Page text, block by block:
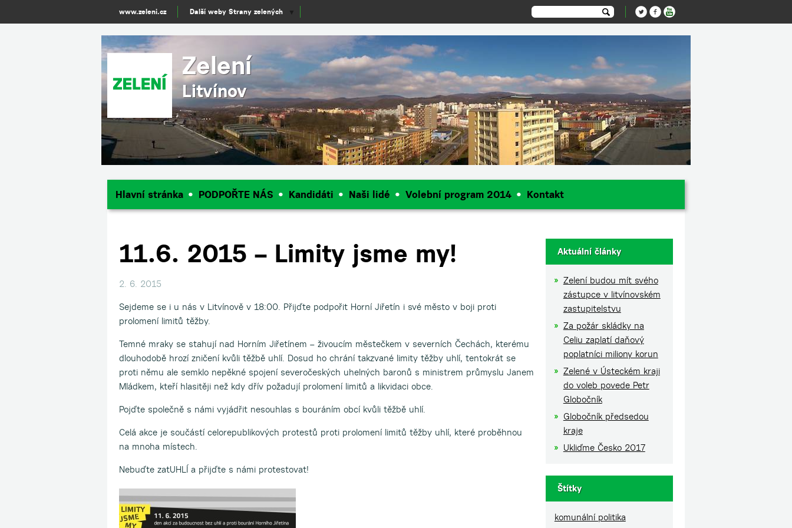
Zelení
Litvínov
Hlavní stránka PODPOŘTE NÁS Kandidáti Naši lidé Volební program 2014 Kontakt
11.6. 2015 – Limity jsme my!
2. 6. 2015
Sejdeme se i u nás v Litvínově v 18:00. Přijďte podpořit Horní Jiřetín i své město v boji proti
prolomení limitů těžby.
Temné mraky se stahují nad Horním Jiřetínem – živoucím městečkem v severních Čechách, kterému
dlouhodobě hrozí zničení kvůli těžbě uhlí. Dosud ho chrání takzvané limity těžby uhlí, tentokrát se
proti němu ale semklo nepěkné spojení severočeských uhelných baronů s ministrem průmyslu Janem
Mládkem, kteří hlasitěji než kdy dřív požadují prolomení limitů a likvidaci obce.
Pojďte společně s námi vyjádřit nesouhlas s bouráním obcí kvůli těžbě uhlí.
Celá akce je součástí celorepublikových protestů proti prolomení limitů těžby uhlí, které proběhnou
na mnoha místech.
Nebuďte zatUHLÍ a přijďte s námi protestovat!
Aktuální články
Zelení budou mít svého
zástupce v litvínovském
zastupitelstvu
Za požár skládky na
Celiu zaplatí daňový
poplatníci miliony korun
Zelené v Ústeckém kraji
do voleb povede Petr
Globočník
Globočník předsedou
kraje
Ukliďme Česko 2017
Štítky
komunální politika
www.zeleni.cz Další weby Strany zelených ▼